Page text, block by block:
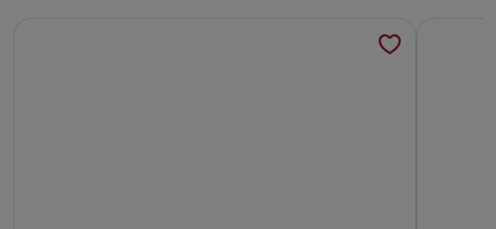
Más información sobre Acogedora casa en pequeño